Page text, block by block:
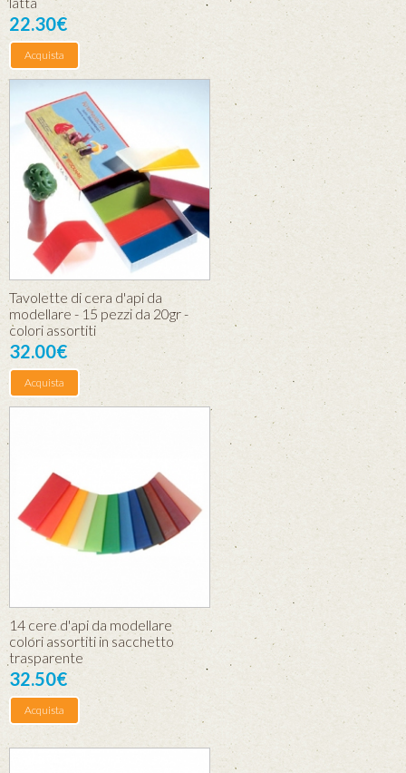
22.30€
Acquista
Tavolette di cera d'api da
modellare - 15 pezzi da 20gr -
colori assortiti
32.00€
Acquista
14 cere d'api da modellare
colori assortiti in sacchetto
trasparente
32.50€
Acquista